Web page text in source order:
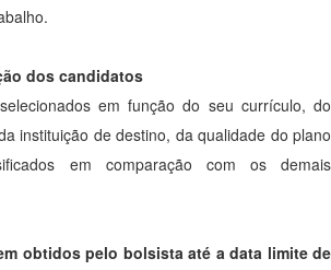
dos candidatos
em função do seu currículo, do
instituição de destino, da qualidade do plano
em comparação com os demais
obtidos pelo bolsista até a data limite de